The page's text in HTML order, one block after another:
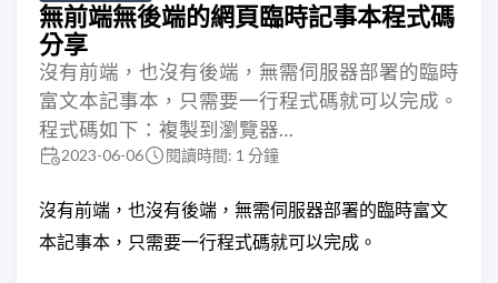
無前端無後端的網頁臨時記事本程式碼
分享
沒有前端，也沒有後端，無需伺服器部署的臨時
富文本記事本，只需要一行程式碼就可以完成。
程式碼如下：複製到瀏覽器…
2023-06-06 閱讀時間: 1 分鐘
沒有前端，也沒有後端，無需伺服器部署的臨時富文
本記事本，只需要一行程式碼就可以完成。